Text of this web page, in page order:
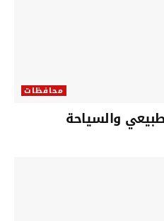
محافظات
والسياحة